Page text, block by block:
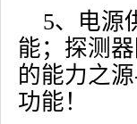
5、电源
能；探测
的能力之
功能！